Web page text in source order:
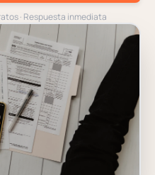
· Respuesta inmediata